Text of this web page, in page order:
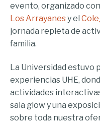
evento, organizado
Los Arrayanesy el
jornada repleta de
familia.
La Universidad estuvo
experiencias UHE,
actividades
sala glow y una
sobre toda nuestra